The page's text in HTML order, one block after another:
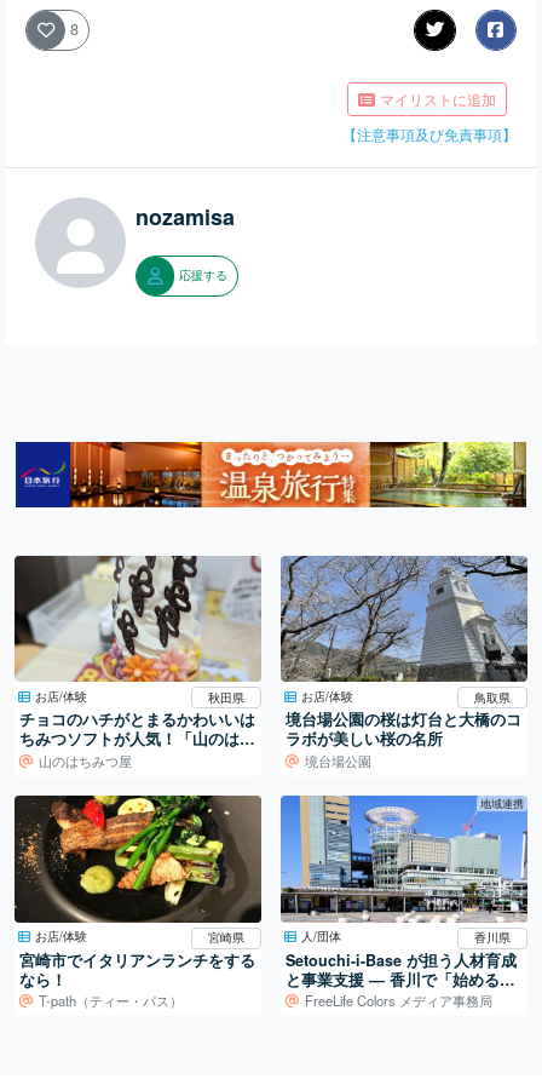
8
マイリストに追加
【注意事項及び免責事項】
nozamisa
応援する
お店/体験 秋田県
チョコのハチがとまるかわいいは
ちみつソフトが人気！「山のはち
みつ屋」
山のはちみつ屋
お店/体験 鳥取県
境台場公園の桜は灯台と大橋のコ
ラボが美しい桜の名所
境台場公園
お店/体験 宮崎県
宮崎市でイタリアンランチをする
なら！
T-path（ティー・パス）
地域連携
人/団体 香川県
Setouchi-i-Base が担う人材育成
と事業支援 ― 香川で「始める」
を支える拠点
FreeLife Colors メディア事務局